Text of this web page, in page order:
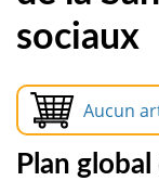
sociaux
Aucun
Plan